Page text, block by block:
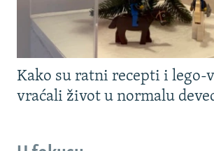
Kako su ratni recepti i lego-
vraćali život u normalu